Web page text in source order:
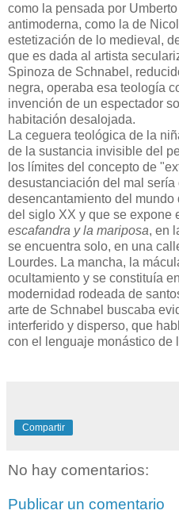
como la pensada por
antimoderna, como la de
estetización de lo medieval,
que es dada al artista
Spinoza de Schnabel,
negra, operaba esa teología
invención de un espectador
habitación desalojada.
La ceguera teológica de la
de la sustancia invisible del
los límites del concepto de
desustanciación del mal
desencantamiento del
del siglo XX y que se expone
escafandra y la mariposa, en
se encuentra solo, en una
Lourdes. La mancha, la
ocultamiento y se constituía
modernidad rodeada de
arte de Schnabel buscaba
interferido y disperso, que
con el lenguaje monástico de
Compartir
No hay comentarios:
Publicar un comentario